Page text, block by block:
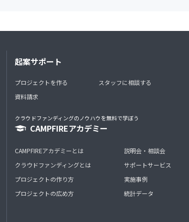
起案サポート
プロジェクトを作る
資料請求
スタッフに相談する
クラウドファンディングのノウハウを無料で学ぼう
CAMPFIREアカデミー
CAMPFIREアカデミーとは
クラウドファンディングとは
プロジェクトの作り方
プロジェクトの広め方
説明会・相談会
サポートサービス
実施事例
統計データ